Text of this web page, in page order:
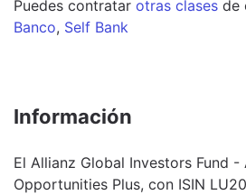
Puedes contratar otras clases de
Banco, Self Bank
Información
El Allianz Global Investors Fund
Opportunities Plus, con ISIN